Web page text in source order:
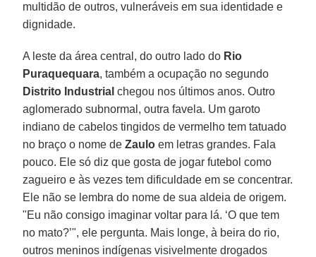
multidão de outros, vulneráveis ​​em sua identidade e
dignidade.
A leste da área central, do outro lado do Rio
Puraquequara, também a ocupação no segundo
Distrito Industrial chegou nos últimos anos. Outro
aglomerado subnormal, outra favela. Um garoto
indiano de cabelos tingidos de vermelho tem tatuado
no braço o nome deZaulo em letras grandes. Fala
pouco. Ele só diz que gosta de jogar futebol como
zagueiro e às vezes tem dificuldade em se concentrar.
Ele não se lembra do nome de sua aldeia de origem.
"Eu não consigo imaginar voltar para lá. ‘O que tem
no mato?’", ele pergunta. Mais longe, à beira do rio,
outros meninos indígenas visivelmente drogados